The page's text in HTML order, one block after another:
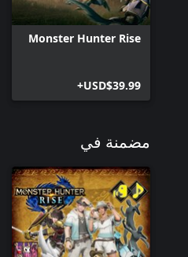
Monster Hunter Rise
USD$39.99+
مضمنة في